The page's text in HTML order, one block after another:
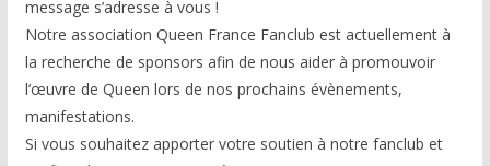
message s’adresse à vous !
Notre association Queen France Fanclub est actuellement à
la recherche de sponsors afin de nous aider à promouvoir
l’œuvre de Queen lors de nos prochains évènements,
manifestations.
Si vous souhaitez apporter votre soutien à notre fanclub et